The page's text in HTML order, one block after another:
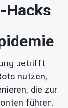
Hacks
betrifft
nutzen,
die zur
führen.